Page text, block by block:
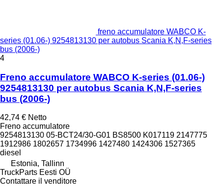
freno accumulatore WABCO K-
series (01.06-) 9254813130 per autobus Scania K,N,F-series
bus (2006-)
4
Freno accumulatore WABCO K-series (01.06-)
9254813130 per autobus Scania K,N,F-series
bus (2006-)
42,74 € Netto
Freno accumulatore
9254813130 05-BCT24/30-G01 BS8500 K017119 2147775
1912986 1802657 1734996 1427480 1424306 1527365
diesel
Estonia, Tallinn
TruckParts Eesti OÜ
Contattare il venditore